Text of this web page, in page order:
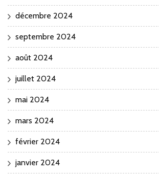
décembre 2024
septembre 2024
août 2024
juillet 2024
mai 2024
mars 2024
février 2024
janvier 2024